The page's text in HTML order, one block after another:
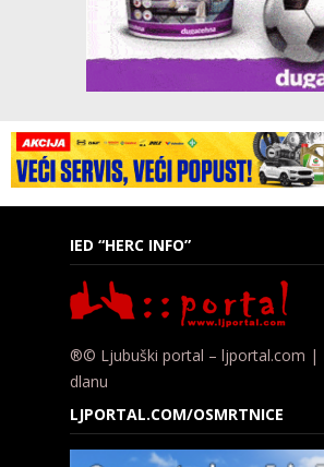
IED “HERC INFO”
®© Ljubuški portal – ljportal.com |
dlanu
LJPORTAL.COM/OSMRTNICE